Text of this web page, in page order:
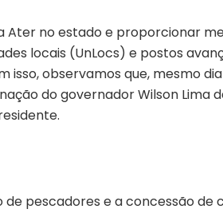
Ater no estado e proporcionar
locais (UnLocs) e postos
isso, observamos que, mesmo
do governador Wilson Lima
de pescadores e a concessão